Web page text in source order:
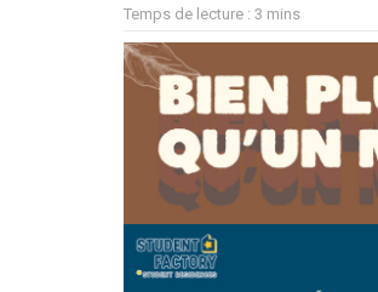
Temps de lecture : 3 mins